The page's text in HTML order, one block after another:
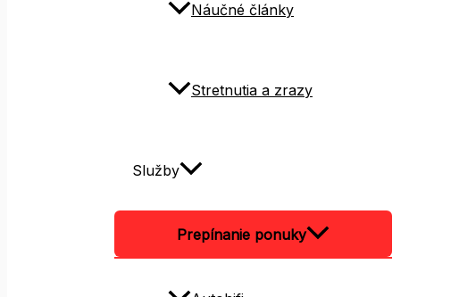
Náučné články
Stretnutia a zrazy
Služby
Prepínanie ponuky